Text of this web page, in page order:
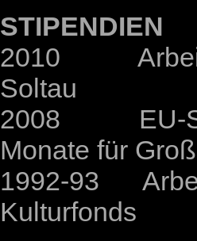
STIPENDIEN
2010
Soltau
2008 EU-
Monate für
1992-93
Kulturfonds